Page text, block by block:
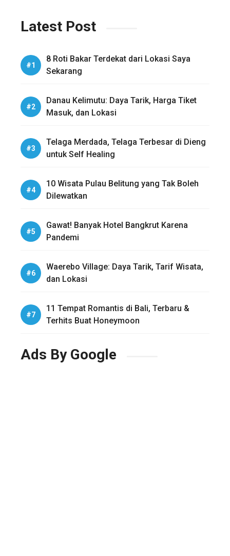
Latest Post
8 Roti Bakar Terdekat dari Lokasi Saya
Sekarang
Danau Kelimutu: Daya Tarik, Harga Tiket
Masuk, dan Lokasi
Telaga Merdada, Telaga Terbesar di Dieng
untuk Self Healing
10 Wisata Pulau Belitung yang Tak Boleh
Dilewatkan
Gawat! Banyak Hotel Bangkrut Karena
Pandemi
Waerebo Village: Daya Tarik, Tarif Wisata,
dan Lokasi
11 Tempat Romantis di Bali, Terbaru &
Terhits Buat Honeymoon
Ads By Google